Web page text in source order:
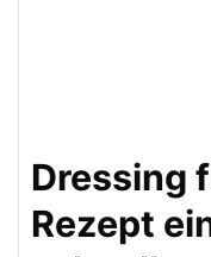
Dressing
Rezept